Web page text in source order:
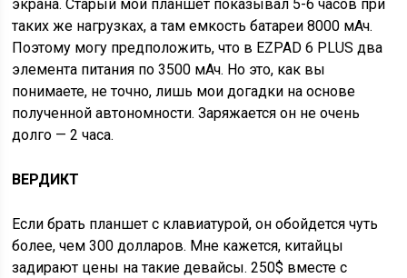
экрана. Старый мой планшет показывал 5-6 часов при
таких же нагрузках, а там емкость батареи 8000 мАч.
Поэтому могу предположить, что в EZPAD 6 PLUS два
элемента питания по 3500 мАч. Но это, как вы
понимаете, не точно, лишь мои догадки на основе
полученной автономности. Заряжается он не очень
долго — 2 часа.
ВЕРДИКТ
Если брать планшет с клавиатурой, он обойдется чуть
более, чем 300 долларов. Мне кажется, китайцы
задирают цены на такие девайсы. 250$ вместе с